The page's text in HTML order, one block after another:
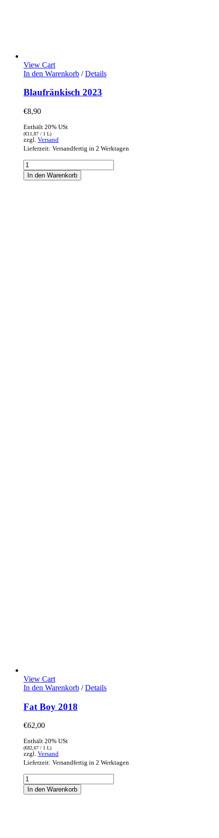
View Cart
In den Warenkorb / Details
Blaufränkisch 2023
€8,90
Enthält 20% USt
(€11,87 / 1 L)
zzgl. Versand
Lieferzeit: Versandfertig in 2 Werktagen
Blaufränkisch
2023
Menge
In den Warenkorb
View Cart
In den Warenkorb / Details
Fat Boy 2018
€62,00
Enthält 20% USt
(€82,67 / 1 L)
zzgl. Versand
Lieferzeit: Versandfertig in 2 Werktagen
Fat
Boy
2018
In den Warenkorb